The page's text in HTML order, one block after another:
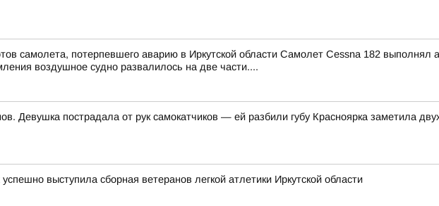
самолета, потерпевшего аварию в Иркутской области Самолет Cessna 182
воздушное судно развалилось на две части....
Девушка пострадала от рук самокатчиков — ей разбили губу Красноярка заметила
выступила сборная ветеранов легкой атлетики Иркутской области